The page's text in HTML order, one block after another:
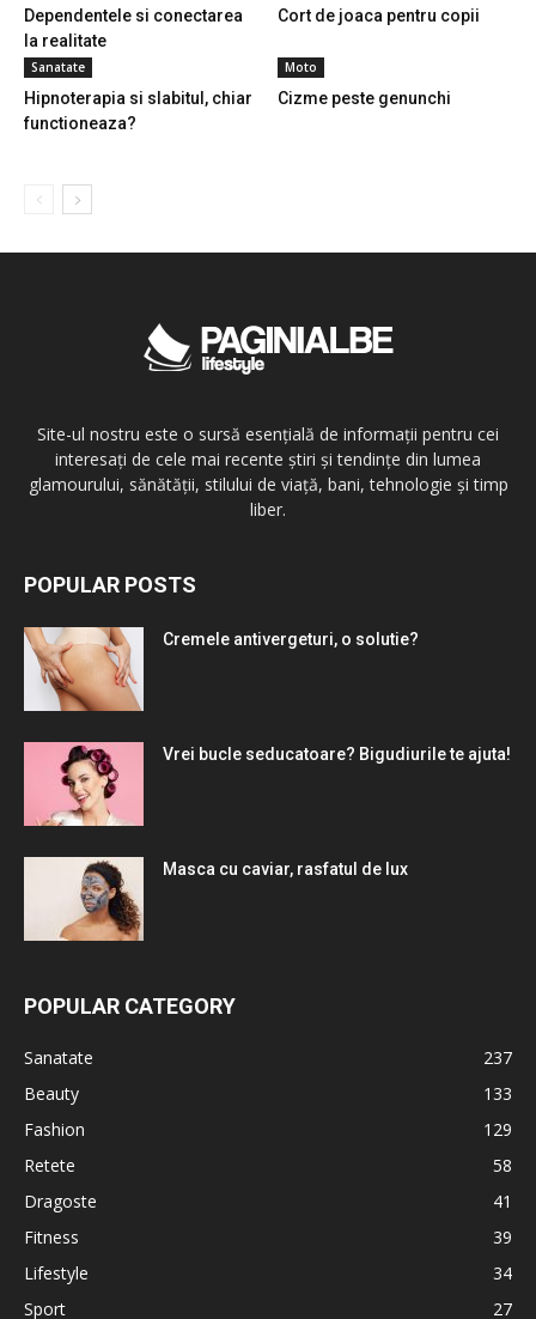
Dependentele si conectarea
la realitate
Cort de joaca pentru copii
Sanatate
Hipnoterapia si slabitul, chiar
functioneaza?
Moto
Cizme peste genunchi
Site-ul nostru este o sursă esențială de informații pentru cei
interesați de cele mai recente știri și tendințe din lumea
glamourului, sănătății, stilului de viață, bani, tehnologie și timp
liber.
POPULAR POSTS
Cremele antivergeturi, o solutie?
Vrei bucle seducatoare? Bigudiurile te ajuta!
Masca cu caviar, rasfatul de lux
POPULAR CATEGORY
Sanatate
237
Beauty
133
Fashion
129
Retete
58
Dragoste
41
Fitness
39
Lifestyle
34
Sport
27